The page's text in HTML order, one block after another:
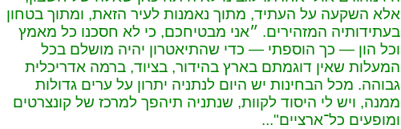
אלא השקעה על העתיד, מתוך נאמנות לעיר הזאת, ומתוך בטחון
בעתידותיה המזהירים. ״אני מבטיחכם, כי לא חסכנו כל מאמץ
וכל הון — כך הוספתי — כדי שהתיאטרון יהיה מושלם בכל
המעלות שאין דוגמתם בארץ בהידור, בציוד, ברמה אדריכלית
גבוהה. מכל הבחינות יש היום לנתניה יתרון על ערים גדולות
ממנה, ויש לי היסוד לקוות, שנתניה תיהפך למרכז של קונצרטים
ומופעים כל־ארציים"...